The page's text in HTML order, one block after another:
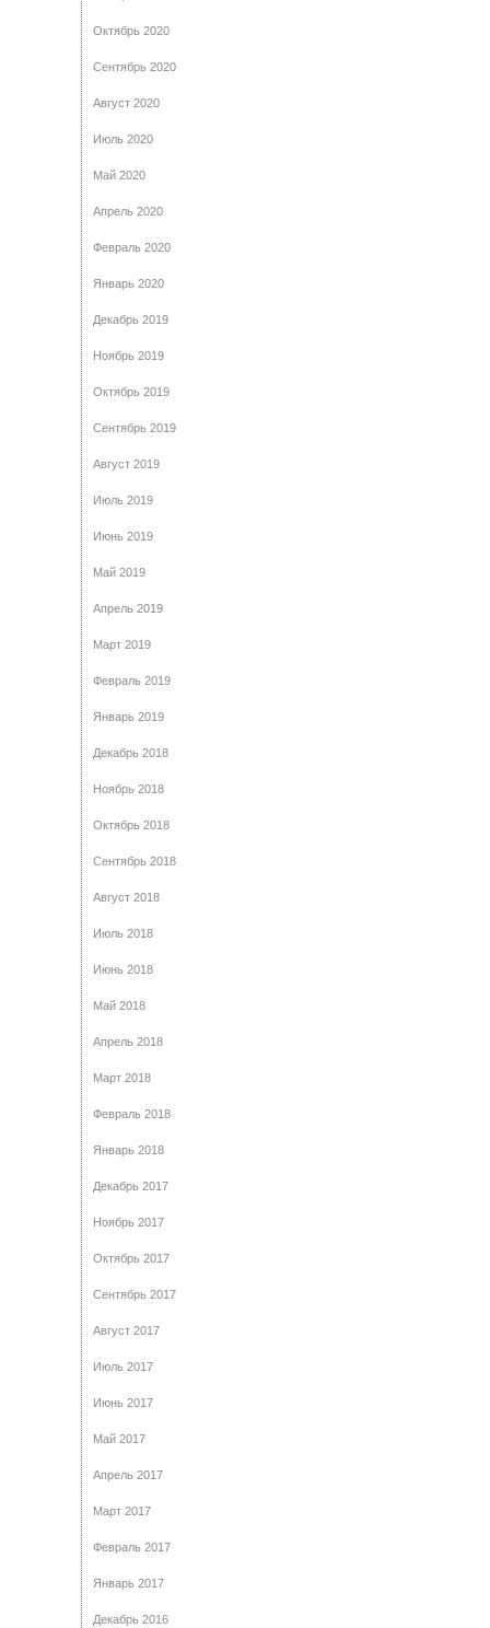
Октябрь 2020
Сентябрь 2020
Август 2020
Июль 2020
Май 2020
Апрель 2020
Февраль 2020
Январь 2020
Декабрь 2019
Ноябрь 2019
Октябрь 2019
Сентябрь 2019
Август 2019
Июль 2019
Июнь 2019
Май 2019
Апрель 2019
Март 2019
Февраль 2019
Январь 2019
Декабрь 2018
Ноябрь 2018
Октябрь 2018
Сентябрь 2018
Август 2018
Июль 2018
Июнь 2018
Май 2018
Апрель 2018
Март 2018
Февраль 2018
Январь 2018
Декабрь 2017
Ноябрь 2017
Октябрь 2017
Сентябрь 2017
Август 2017
Июль 2017
Июнь 2017
Май 2017
Апрель 2017
Март 2017
Февраль 2017
Январь 2017
Декабрь 2016